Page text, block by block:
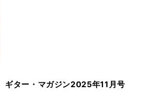
ギター・マガジン2025年11月号